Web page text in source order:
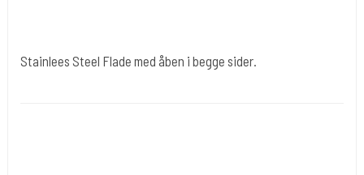
Stainlees Steel Flade med åben i begge sider.